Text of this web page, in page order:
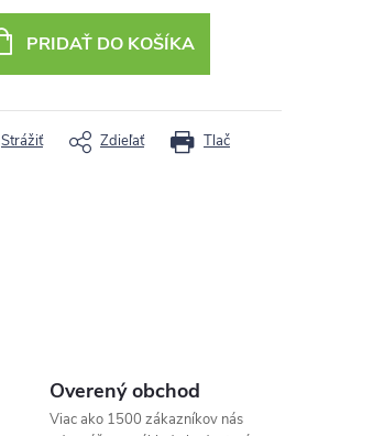
PRIDAŤ DO KOŠÍKA
Tlač
Strážiť Zdieľať
Overený obchod
Viac ako 1500 zákazníkov nás